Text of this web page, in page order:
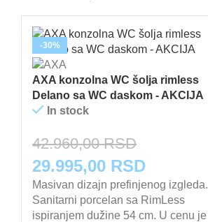
-30%
AXA konzolna WC šolja rimless
Delano sa WC daskom - AKCIJA
In stock
42.960,00RSD
Originalna
cena
je
29.995,00 RSDTrenutna
cena
je:
Masivan dizajn prefinjenog izgleda.
Sanitarni porcelan sa RimLess
ispiranjem dužine 54 cm. U cenu je